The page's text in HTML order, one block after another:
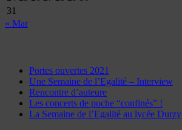
31
« Mar
Portes ouvertes 2021
Une Semaine de l’Egalité – Interview
Rencontre d’auteure
Les concerts de poche “confinés” !
La Semaine de l’Egalité au lycée Durzy